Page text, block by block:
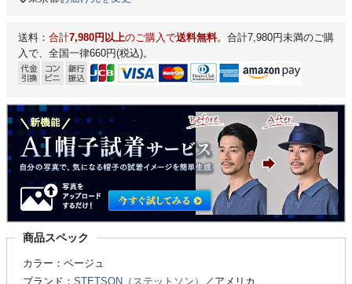
送料： 合計7,980円以上のご購入で送料無料。合計7,980円未満のご購
入で、全国一律660円(税込)。
商品スペック
カラー：ベージュ
ブランド： STETSON（ステットソン）
／アメリカ